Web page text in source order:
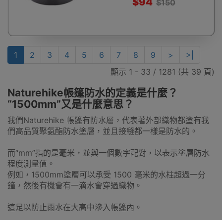
$150
1 2 3 4 5 6 7 8 9 >
>|
顯示 1 - 33 / 1281 (共 39 頁)
Naturehike帳篷防水的定義是什麼？
“1500mm”又是什麼意思？
我們Naturehike 帳篷有防水層，代表著外部織物都塗有我
們高品質聚氨酯防水塗層，並且接縫都一樣是防水的。
而“mm”指的是毫米，並與一個數字配對，以表示塗層防水
程度測量值。
例如，1500mm塗層可以承受 1500 毫米的水柱超過一分
鐘，然後有機會有一滴水會穿過織物。
這足以防止雨水在大高中滲入帳篷內。